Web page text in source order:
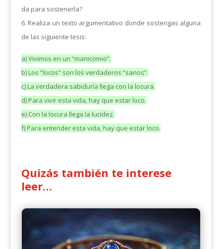
da para sostenerla?
6. Realiza un texto argumentativo donde sostengas alguna
de las siguiente tesis:
a) Vivimos en un “manicomio”.
b) Los “locos” son los verdaderos “sanos”.
c) La verdadera sabiduría llega con la locura.
d) Para vivir esta vida, hay que estar loco.
e) Con la locura llega la lucidez.
f) Para entender esta vida, hay que estar loco.
Quizás también te interese
leer…